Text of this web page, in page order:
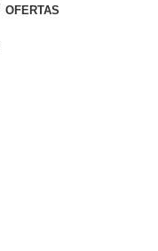
OFERTAS